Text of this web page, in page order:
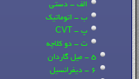
الف - دستی
ب - اتوماتیک
پ - CVT
ت - دو کلاچه
5 - میل گاردان
6 - دیفرانسیل